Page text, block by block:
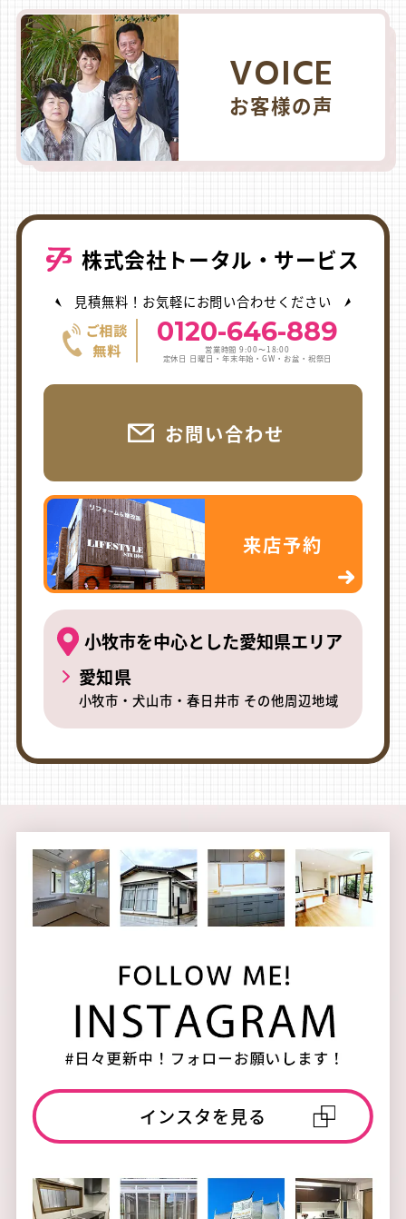
VOICE
お客様の声
株式会社トータル・サービス
見積無料！お気軽にお問い合わせください
0120-646-889
営業時間 9:00〜18:00
定休日 日曜日・年末年始・GW・お盆・祝祭日
お問い合わせ
来店予約
小牧市を中心とした愛知県エリア
愛知県
小牧市・犬山市・春日井市 その他周辺地域
インスタを見る